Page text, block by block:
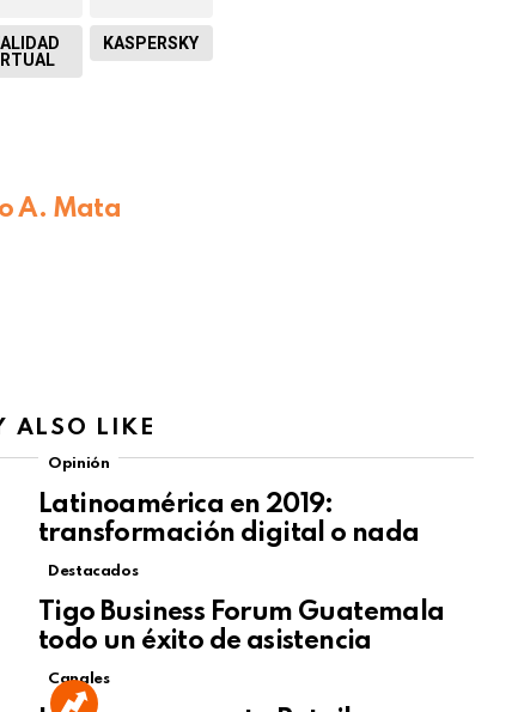
KASPERSKY
A. Mata
ALSO LIKE
Opinión
Latinoamérica en 2019:
transformación digital o nada
Destacados
Tigo Business Forum Guatemala
todo un éxito de asistencia
Canales